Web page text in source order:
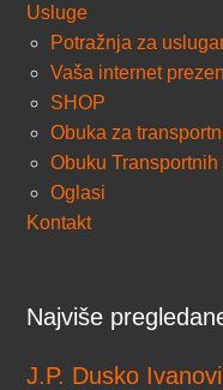
Usluge
Potražnja za
Vaša internet
SHOP
Obuka za
Obuku
Oglasi
Kontakt
Najviše
J.P. Dusko